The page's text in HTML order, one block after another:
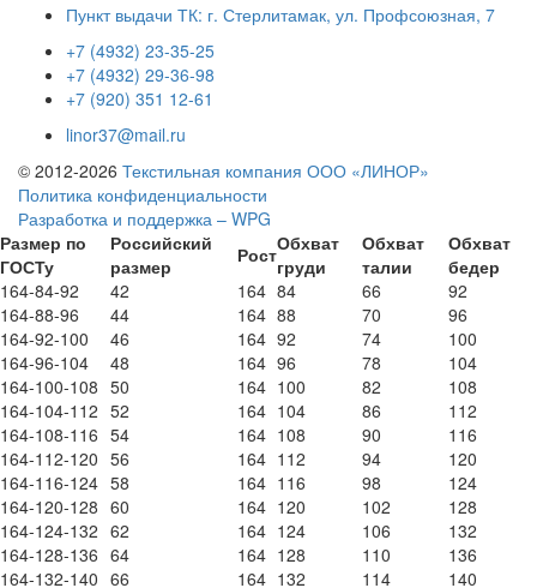
Пункт выдачи ТК: г. Стерлитамак, ул. Профсоюзная, 7
+7 (4932) 23-35-25
+7 (4932) 29-36-98
+7 (920) 351 12-61
linor37@mail.ru
© 2012-2026 Текстильная компания ООО «ЛИНОР»
Политика конфиденциальности
Разработка и поддержка – WPG
Размер по
ГОСТу
Российский
размер
РостОбхват
груди
Обхват
талии
Обхват
бедер
164-84-92
42 164 84 66
92
164-88-96
44 164 88 70
96
164-92-100
46 164 92 74
100
164-96-104
48 164 96 78
104
164-100-108 50 164 100 82
108
164-104-112 52 164 104 86
112
164-108-116 54 164 108 90
116
164-112-120 56 164 112 94
120
164-116-124 58 164 116 98
124
164-120-128 60 164 120 102
128
164-124-132 62 164 124 106
132
164-128-136 64 164 128 110
136
164-132-140 66 164 132 114 140